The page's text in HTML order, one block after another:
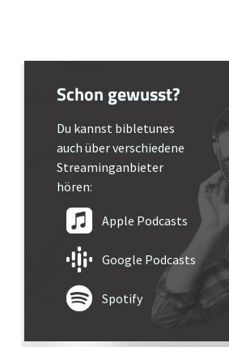
Schon gewusst?
Du kannst bibletunes
auch über verschiedene
Streaminganbieter
hören:
Apple Podcasts
Google Podcasts
Spotify